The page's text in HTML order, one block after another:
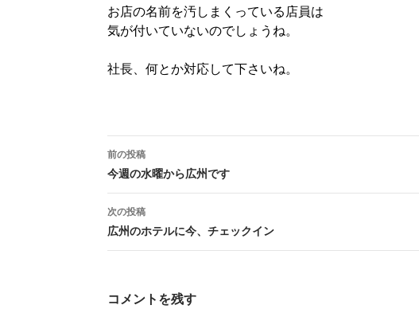
お店の名前を汚しまくっている店員は
気が付いていないのでしょうね。
社長、何とか対応して下さいね。
投稿ナビゲーション
前の投稿
今週の水曜から広州です
次の投稿
広州のホテルに今、チェックイン
コメントを残す